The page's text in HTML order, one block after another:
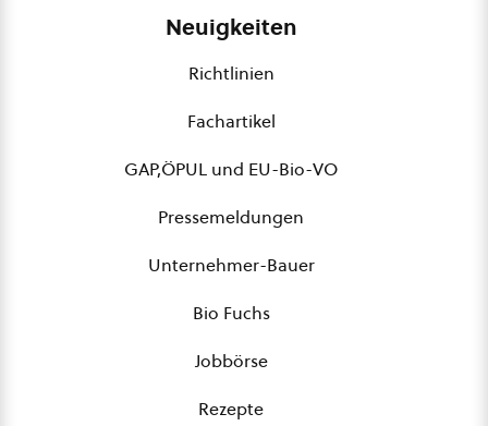
Neuigkeiten
Richtlinien
Fachartikel
GAP,ÖPUL und EU-Bio-VO
Pressemeldungen
Unternehmer-Bauer
Bio Fuchs
Jobbörse
Rezepte